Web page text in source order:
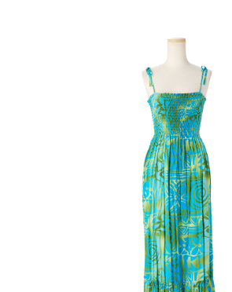
宅配レンタルについて
宅配レンタル商品一覧
来店試着
お客様の声
お問い合わせ
来店レンタル